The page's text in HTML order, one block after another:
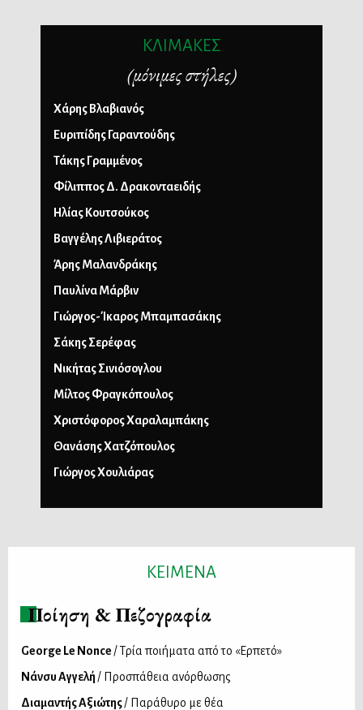
ΚΛΙΜΑΚΕΣ
(μόνιμες στήλες)
Χάρης Βλαβιανός
Ευριπίδης Γαραντούδης
Τάκης Γραμμένος
Φίλιππος Δ. Δρακονταειδής
Ηλίας Κουτσούκος
Βαγγέλης Λιβιεράτος
Άρης Μαλανδράκης
Παυλίνα Μάρβιν
Γιώργος-Ίκαρος Μπαμπασάκης
Σάκης Σερέφας
Νικήτας Σινιόσογλου
Μίλτος Φραγκόπουλος
Χριστόφορος Χαραλαμπάκης
Θανάσης Χατζόπουλος
Γιώργος Χουλιάρας
ΚΕΙΜΕΝΑ
Ποίηση & Πεζογραφία
George Le Nonce / Τρία ποιήματα από το «Ερπετό»
Νάνσυ Αγγελή / Προσπάθεια ανόρθωσης
Διαμαντής Αξιώτης/ Παράθυρο με θέα